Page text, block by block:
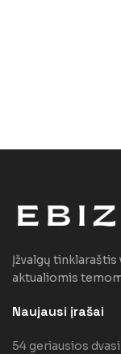
Įžvalgų
aktualiomis
Naujausi įrašai
54 geriausios